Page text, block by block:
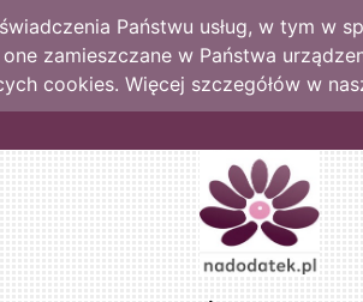
Państwu usług, w tym
zamieszczane w Państwa
cookies. Więcej szczegółów w